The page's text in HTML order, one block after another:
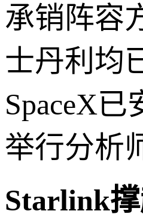
承销阵容
士丹利均
SpaceX
举行分析
Starlink